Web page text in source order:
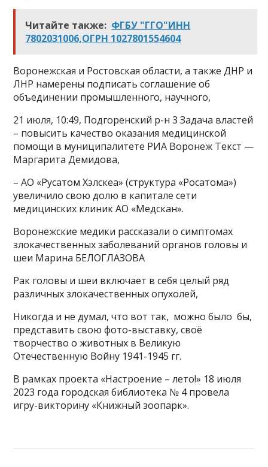
Читайте также: ФГБУ "ГГО"ИНН
7802031006,ОГРН 1027801554604
Воронежская и Ростовская области, а также ДНР и
ЛНР намерены подписать соглашение об
объединении промышленного, научного,
21 июля, 10:49, Подгоренский р-н 3 Задача властей
– повысить качество оказания медицинской
помощи в муниципалитете РИА Воронеж Текст —
Маргарита Демидова,
– АО «Русатом Хэлскеа» (структура «Росатома»)
увеличило свою долю в капитале сети
медицинских клиник АО «Медскан».
Воронежские медики рассказали о симптомах
злокачественных заболеваний органов головы и
шеи Марина БЕЛОГЛАЗОВА
Рак головы и шеи включает в себя целый ряд
различных злокачественных опухолей,
Никогда и не думал, что вот так, можно было бы,
представить свою фото-выставку, своё
творчество о животных в Великую
Отечественную Войну 1941-1945 гг.
В рамках проекта «Настроение – лето!» 18 июля
2023 года городская библиотека № 4 провела
игру-викторину «Книжный зоопарк».